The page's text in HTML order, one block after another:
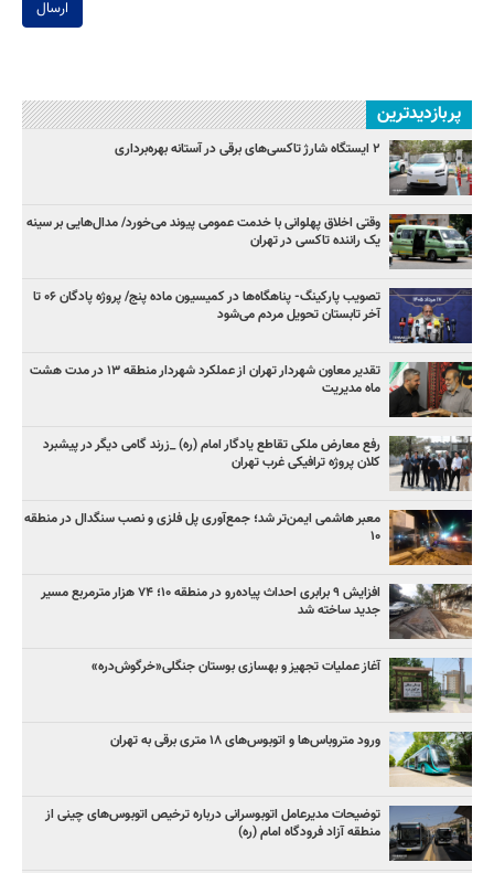
ارسال
پربازدیدترین
۲ ایستگاه شارژ تاکسی‌های برقی در آستانه بهره‌برداری
وقتی اخلاق پهلوانی با خدمت عمومی پیوند می‌خورد/ مدال‌هایی بر سینه
یک راننده تاکسی در تهران
تصویب پارکینگ- پناهگاه‌ها در کمیسیون ماده پنج/ پروژه پادگان ۰۶ تا
آخر تابستان تحویل مردم می‌شود
تقدیر معاون شهردار تهران از عملکرد شهردار منطقه ۱۳ در مدت هشت
ماه مدیریت
رفع معارض ملکی تقاطع یادگار امام (ره) _زرند گامی دیگر در پیشبرد
کلان پروژه‌ ترافیکی غرب تهران
معبر هاشمی ایمن‌تر شد؛ جمع‌آوری پل فلزی و نصب سنگدال در منطقه
۱۰
افزایش ۹ برابری احداث پیاده‌رو در منطقه ۱۰؛ ۷۴ هزار مترمربع مسیر
جدید ساخته شد
آغاز عملیات تجهیز و بهسازی بوستان جنگلی«خرگوش‌دره»
ورود متروباس‌ها و اتوبوس‌های ۱۸ متری برقی به تهران
توضیحات مدیرعامل اتوبوسرانی درباره ترخیص اتوبوس‌های چینی از
منطقه آزاد فرودگاه امام (ره)